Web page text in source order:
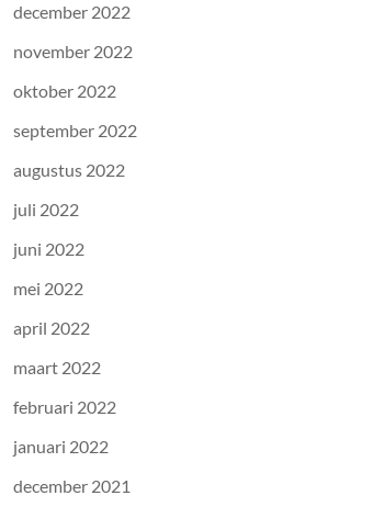
december 2022
november 2022
oktober 2022
september 2022
augustus 2022
juli 2022
juni 2022
mei 2022
april 2022
maart 2022
februari 2022
januari 2022
december 2021